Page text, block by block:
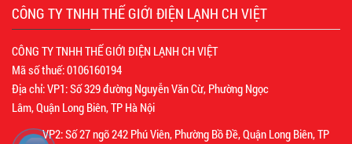
CÔNG TY TNHH THẾ GIỚI ĐIỆN LẠNH CH VIỆT
CÔNG TY TNHH THẾ GIỚI ĐIỆN LẠNH CH VIỆT
Mã số thuế: 0106160194
Địa chỉ: VP1: Số 329 đường Nguyễn Văn Cừ, Phường Ngọc
Lâm, Quận Long Biên, TP Hà Nội
VP2: Số 27 ngõ 242 Phú Viên, Phường Bồ Đề, Quận Long Biên, TP